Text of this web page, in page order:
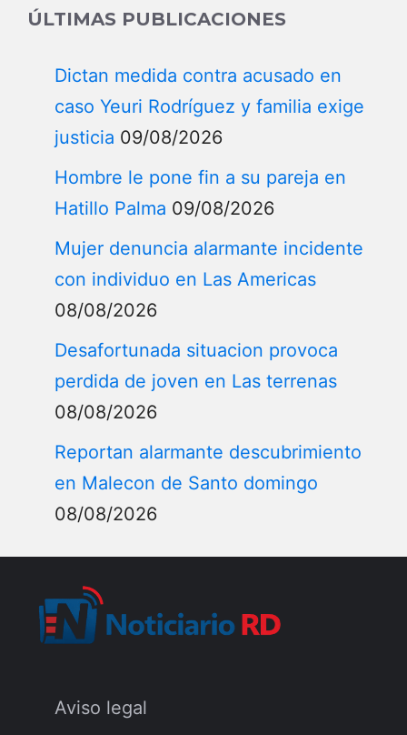
ÚLTIMAS PUBLICACIONES
Dictan medida contra acusado en
caso Yeuri Rodríguez y familia exige
justicia 09/08/2026
Hombre le pone fin a su pareja en
Hatillo Palma 09/08/2026
Mujer denuncia alarmante incidente
con individuo en Las Americas
08/08/2026
Desafortunada situacion provoca
perdida de joven en Las terrenas
08/08/2026
Reportan alarmante descubrimiento
en Malecon de Santo domingo
08/08/2026
Aviso legal